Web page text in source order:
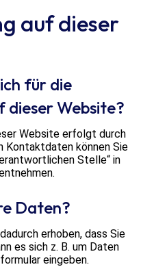
auf dieser
für die
dieser Website?
Website erfolgt durch
Kontaktdaten können Sie
Stelle“ in
Daten?
erhoben, dass Sie
es sich z. B. um Daten
eingeben.